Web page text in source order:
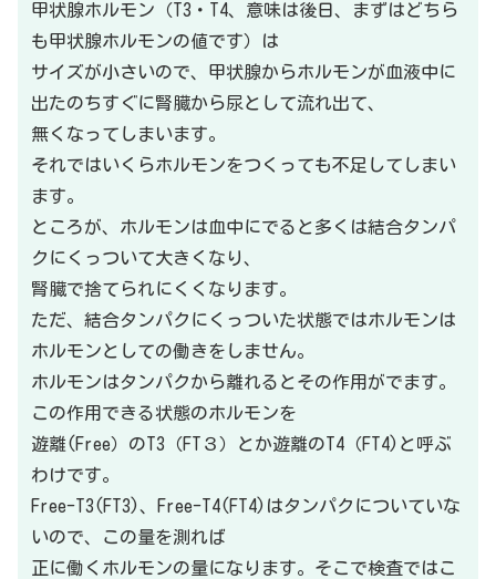
甲状腺ホルモン（T3・T4、意味は後日、まずはどちら
も甲状腺ホルモンの値です）は
サイズが小さいので、甲状腺からホルモンが血液中に
出たのちすぐに腎臓から尿として流れ出て、
無くなってしまいます。
それではいくらホルモンをつくっても不足してしまい
ます。
ところが、ホルモンは血中にでると多くは結合タンパ
クにくっついて大きくなり、
腎臓で捨てられにくくなります。
ただ、結合タンパクにくっついた状態ではホルモンは
ホルモンとしての働きをしません。
ホルモンはタンパクから離れるとその作用がでます。
この作用できる状態のホルモンを
遊離(Free）のT3（FT３）とか遊離のT4（FT4)と呼ぶ
わけです。
Free-T3(FT3)、Free-T4(FT4)はタンパクについていな
いので、この量を測れば
正に働くホルモンの量になります。そこで検査ではこ